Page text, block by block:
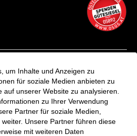
um Inhalte und Anzeigen zu
für soziale Medien anbieten zu
auf unserer Website zu analysieren.
zu Ihrer Verwendung
Partner für soziale Medien,
Unsere Partner führen diese
mit weiteren Daten